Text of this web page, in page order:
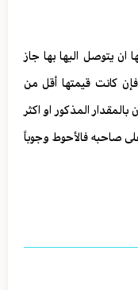
ان يتوصل اليها بها جاز
كانت قيمتها أقل من
المذكور او اكثر
صاحبه فالأحوط وجوباً